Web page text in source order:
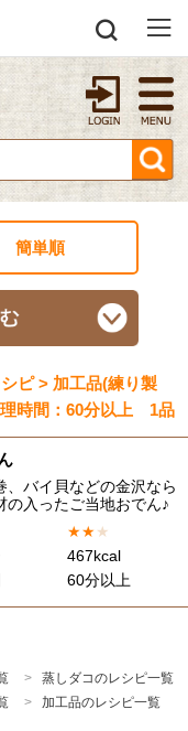
簡単順
ピ > 加工品(練り製
理時間：60分以上 1品
、バイ貝などの金沢なら
の入ったご当地おでん♪
★★★
467kcal
60分以上
蒸しダコのレシピ一覧
加工品のレシピ一覧